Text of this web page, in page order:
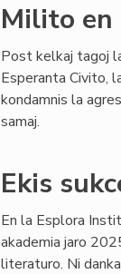
Milito en
Post kelkaj tagoj
Esperanta Civito,
kondamnis la
samaj.
Ekis
En la Esplora
akademia jaro
literaturo. Ni